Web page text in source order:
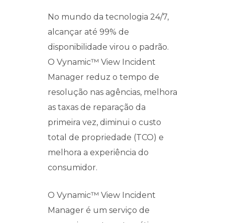
No mundo da tecnologia 24/7,
alcançar até 99% de
disponibilidade virou o padrão.
O Vynamic™ View Incident
Manager reduz o tempo de
resolução nas agências, melhora
as taxas de reparação da
primeira vez, diminui o custo
total de propriedade (TCO) e
melhora a experiência do
consumidor.
O Vynamic™ View Incident
Manager é um serviço de